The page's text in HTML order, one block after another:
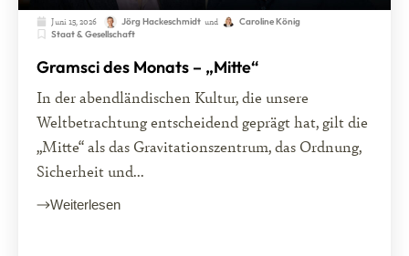
Juni 15, 2026 Jörg Hackeschmidt und
Caroline König
Staat & Gesellschaft
Gramsci des Monats – „Mitte“
In der abendländischen Kultur, die unsere
Weltbetrachtung entscheidend geprägt hat, gilt die
„Mitte“ als das Gravitationszentrum, das Ordnung,
Sicherheit und...
Weiterlesen